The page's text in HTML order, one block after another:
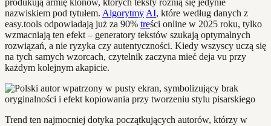
produkują armię klonów, których teksty różnią się jedynie
nazwiskiem pod tytułem. Algorytmy AI, które według danych z
easy.tools odpowiadają już za 90% treści online w 2025 roku, tylko
wzmacniają ten efekt – generatory tekstów szukają optymalnych
rozwiązań, a nie ryzyka czy autentyczności. Kiedy wszyscy uczą się
na tych samych wzorcach, czytelnik zaczyna mieć deja vu przy
każdym kolejnym akapicie.
Trend ten najmocniej dotyka początkujących autorów, którzy w